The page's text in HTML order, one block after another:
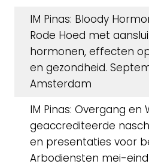
IM Pinas: Bloody
Rode Hoed met
hormonen, effecten
en gezondheid.
Amsterdam
IM Pinas: Overgang en
geaccrediteerde
en presentaties voor
Arbodiensten mei-eind